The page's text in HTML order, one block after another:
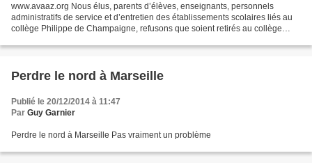
www.avaaz.org Nous élus, parents d’élèves, enseignants, personnels
administratifs de service et d’entretien des établissements scolaires liés au
collège Philippe de Champaigne, refusons que soient retirés au collège
Perdre le nord à Marseille
Publié le 20/12/2014 à 11:47
Par Guy Garnier
Perdre le nord à Marseille Pas vraiment un problème